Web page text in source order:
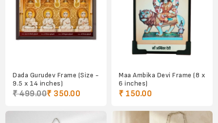
Dada Gurudev Frame (Size -
9.5 x 14 inches)
₹ 499.00₹ 350.00
Maa Ambika Devi Frame (8 x
6 inches)
₹ 150.00